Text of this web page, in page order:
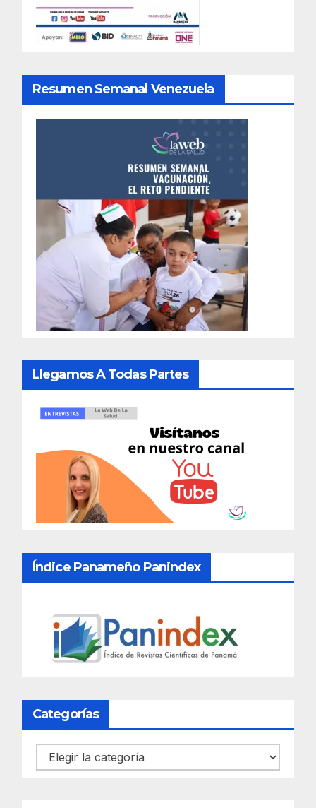
Resumen Semanal Venezuela
Llegamos A Todas Partes
Índice Panameño Panindex
Categorías
Categorías